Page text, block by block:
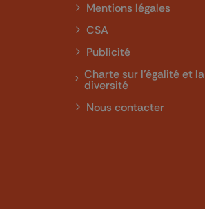
sur Twitch
Mentions légales
CSA
Publicité
Charte sur l'égalité et la
diversité
Nous contacter